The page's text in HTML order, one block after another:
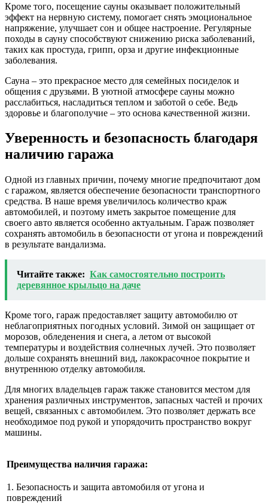
Кроме того, посещение сауны оказывает положительный
эффект на нервную систему, помогает снять эмоциональное
напряжение, улучшает сон и общее настроение. Регулярные
походы в сауну способствуют снижению риска заболеваний,
таких как простуда, грипп, орза и другие инфекционные
заболевания.
Сауна – это прекрасное место для семейных посиделок и
общения с друзьями. В уютной атмосфере сауны можно
расслабиться, насладиться теплом и заботой о себе. Ведь
здоровье и благополучие – это основа качественной жизни.
Уверенность и безопасность благодаря
наличию гаража
Одной из главных причин, почему многие предпочитают дом
с гаражом, является обеспечение безопасности транспортного
средства. В наше время увеличилось количество краж
автомобилей, и поэтому иметь закрытое помещение для
своего авто является особенно актуальным. Гараж позволяет
сохранять автомобиль в безопасности от угона и повреждений
в результате вандализма.
Читайте также: Как самостоятельно построить
деревянное крыльцо на даче
Кроме того, гараж предоставляет защиту автомобилю от
неблагоприятных погодных условий. Зимой он защищает от
морозов, обледенения и снега, а летом от высокой
температуры и воздействия солнечных лучей. Это позволяет
дольше сохранять внешний вид, лакокрасочное покрытие и
внутреннюю отделку автомобиля.
Для многих владельцев гараж также становится местом для
хранения различных инструментов, запасных частей и прочих
вещей, связанных с автомобилем. Это позволяет держать все
необходимое под рукой и упорядочить пространство вокруг
машины.
Преимущества наличия гаража:
1. Безопасность и защита автомобиля от угона и
повреждений